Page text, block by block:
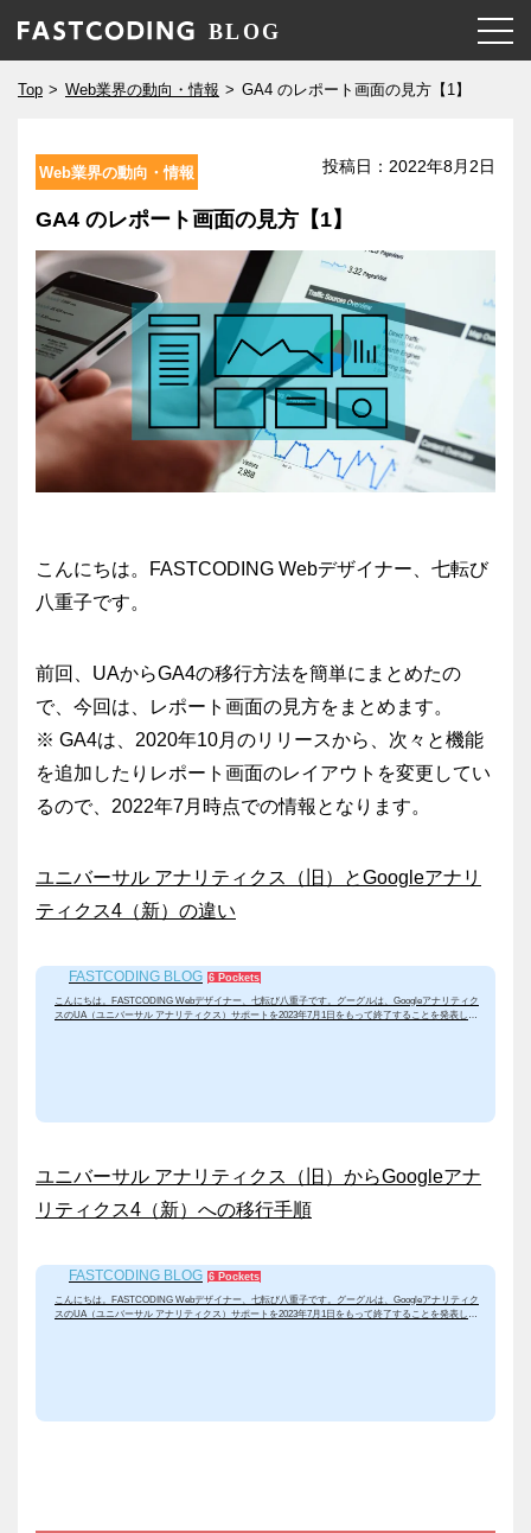
Top Web業界の動向・情報 GA4 のレポート画面の見方【1】
Web業界の動向・情報 投稿日： 2022年8月2日
GA4 のレポート画面の見方【1】
こんにちは。FASTCODING Webデザイナー、七転び
八重子です。
前回、UAからGA4の移行方法を簡単にまとめたの
で、今回は、レポート画面の見方をまとめます。
※ GA4は、2020年10月のリリースから、次々と機能
を追加したりレポート画面のレイアウトを変更してい
るので、2022年7月時点での情報となります。
ユニバーサル アナリティクス（旧）とGoogleアナリ
ティクス4（新）の違い
FASTCODING BLOG 6 Pockets
ユニバーサル アナリティクス（旧）とGoogleアナリティクス4（新）の違い
こんにちは。FASTCODING Webデザイナー、七転び八重子です。グーグルは、Googleアナリティク
スのUA（ユニバーサル アナリティクス）サポートを2023年7月1日をもって終了することを発表しま
ユニバーサル アナリティクス（旧）からGoogleアナ
リティクス4（新）への移行手順
FASTCODING BLOG 6 Pockets
ユニバーサル アナリティクス（旧）からGoogleアナリティクス4（新）への移行手順
こんにちは。FASTCODING Webデザイナー、七転び八重子です。グーグルは、Googleアナリティク
スのUA（ユニバーサル アナリティクス）サポートを2023年7月1日をもって終了することを発表しま